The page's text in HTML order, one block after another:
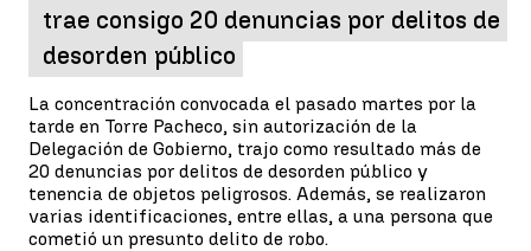
trae consigo 20 denuncias por delitos de
desorden público
La concentración convocada el pasado martes por la
tarde en Torre Pacheco, sin autorización de la
Delegación de Gobierno, trajo como resultado más de
20 denuncias por delitos de desorden público y
tenencia de objetos peligrosos. Además, se realizaron
varias identificaciones, entre ellas, a una persona que
cometió un presunto delito de robo.